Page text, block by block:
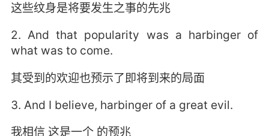
这些纹身是将要发生之事的先兆
2. And that popularity was a harbinger of
what was to come.
其受到的欢迎也预示了即将到来的局面
3. And I believe, harbinger of a great evil.
我相信 这是一个 的预兆